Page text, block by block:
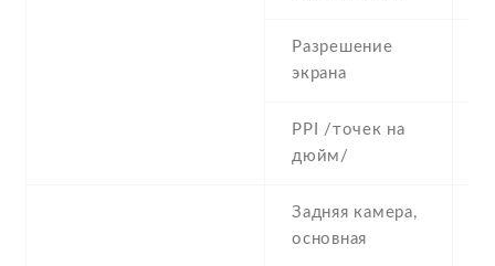
Разрешение
экрана
PPI /точек на
дюйм/
Задняя камера,
основная